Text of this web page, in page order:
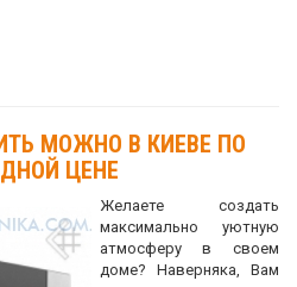
МОЖНО В КИЕВЕ ПО
ЦЕНЕ
Желаете создать
максимально уютную
атмосферу в своем
доме? Наверняка, Вам